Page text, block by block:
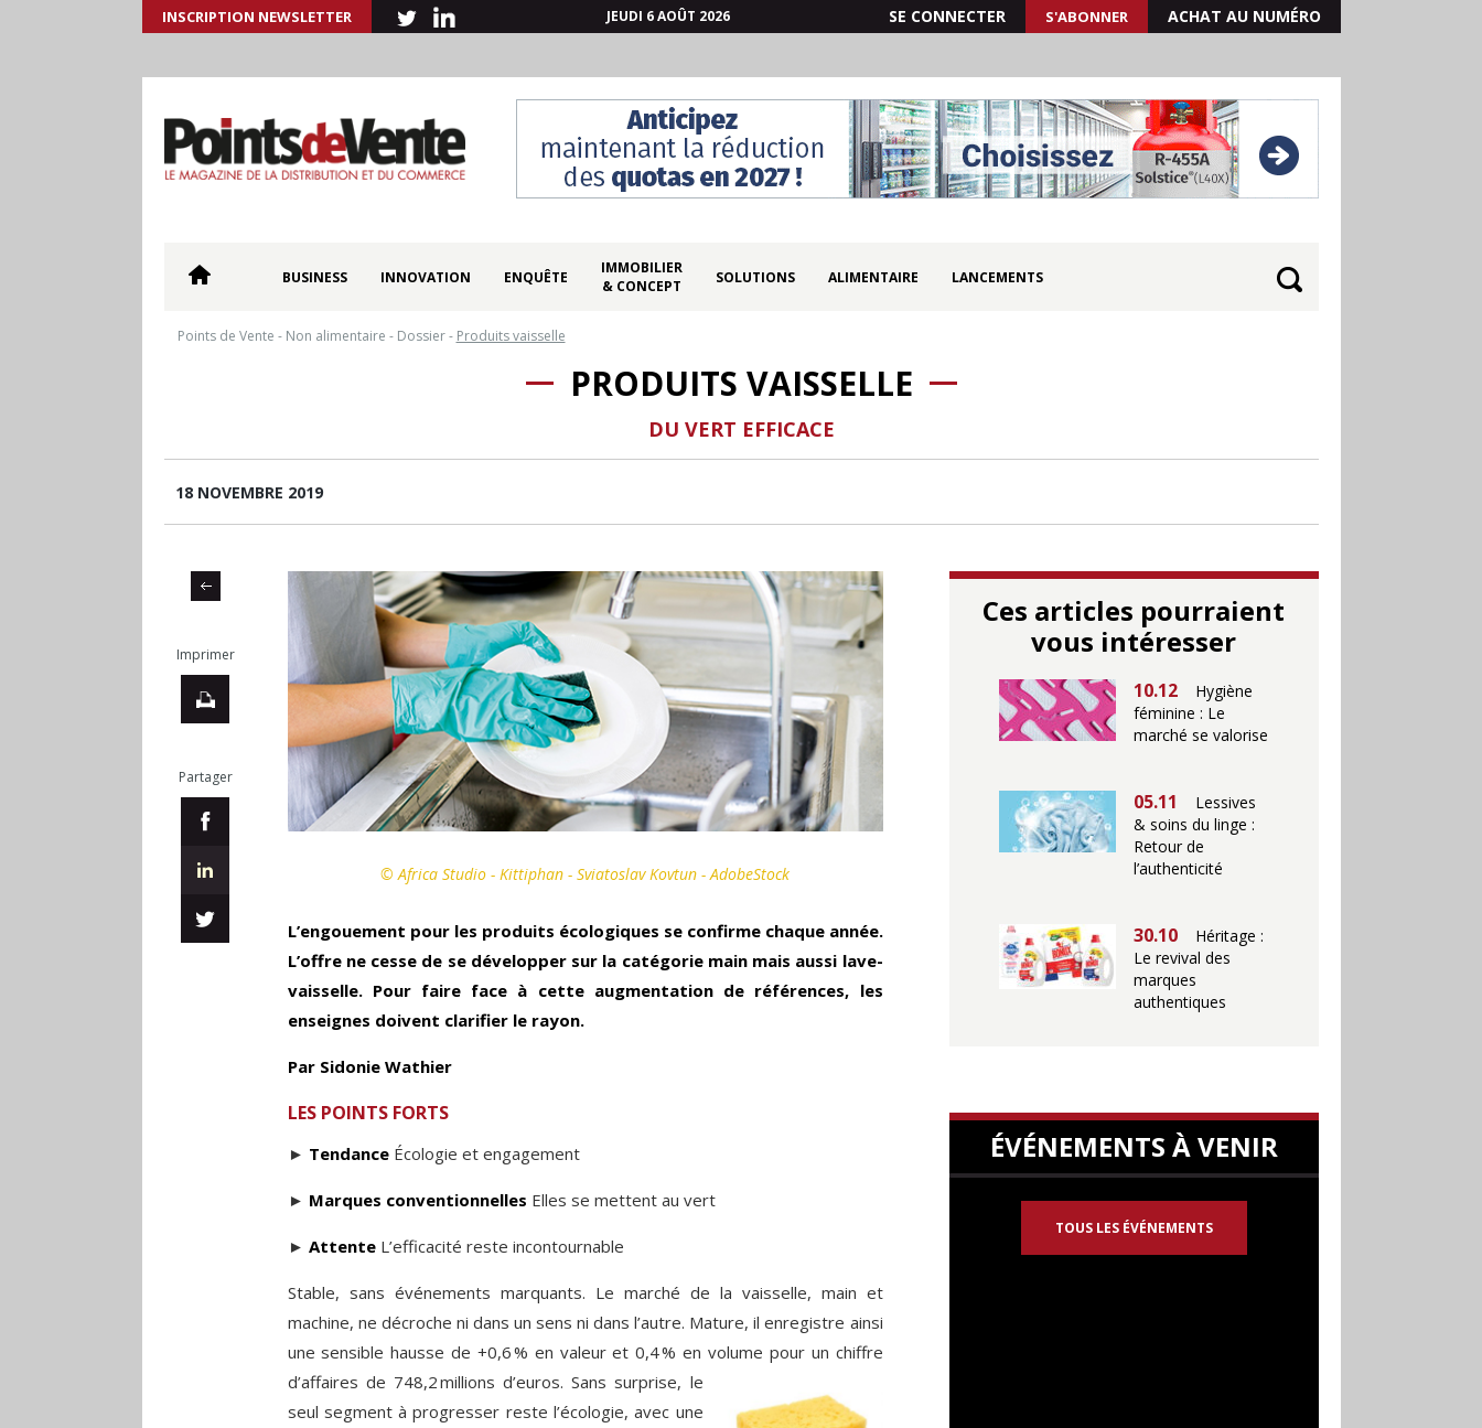
INSCRIPTION NEWSLETTER JEUDI 6 AOÛT 2026 SE CONNECTER S'ABONNER ACHAT AU NUMÉRO
BUSINESS INNOVATION ENQUÊTE
IMMOBILIER
& CONCEPT
SOLUTIONS ALIMENTAIRE LANCEMENTS
Points de Vente - Non alimentaire - Dossier- Produits vaisselle
PRODUITS VAISSELLE
DU VERT EFFICACE
18 NOVEMBRE 2019
Imprimer
Partager
© Africa Studio - Kittiphan - Sviatoslav Kovtun - AdobeStock
L’engouement pour les produits écologiques se confirme chaque année.
L’offre ne cesse de se développer sur la catégorie main mais aussi lave-
vaisselle. Pour faire face à cette augmentation de références, les
enseignes doivent clarifier le rayon.
Par Sidonie Wathier
LES POINTS FORTS
► TendanceÉcologie et engagement
► Marques conventionnelles Elles se mettent au vert
► AttenteL’efficacité reste incontournable
Stable, sans événements marquants. Le marché de la vaisselle, main et
machine, ne décroche ni dans un sens ni dans l’autre. Mature, il enregistre ainsi
une sensible hausse de +0,6 % en valeur et 0,4 % en volume pour un chiffre
d’affaires de 748,2 millions d’euros. Sans surprise, le
seul segment à progresser reste l’écologie, avec une
Ces articles pourraient
vous intéresser
10.12
Hygiène
féminine : Le
marché se valorise
05.11
Lessives
& soins du linge :
Retour de
l’authenticité
30.10
Héritage :
Le revival des
marques
authentiques
ÉVÉNEMENTS À VENIR
TOUS LES ÉVÉNEMENTS